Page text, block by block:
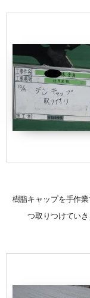
樹脂キャップを手作
つ取りつけていき